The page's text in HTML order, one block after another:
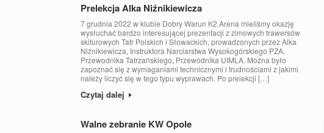
Prelekcja Alka Niźnikiewicza
7 grudnia 2022 w klubie Dobry Warun K2 Arena mieliśmy okazję
wysłuchać bardzo interesującej prezentacji z zimowych trawersów
skiturowych Tatr Polskich i Słowackich, prowadzonych przez Alka
Niźnikiewicza, Instruktora Narciarstwa Wysokogórskiego PZA,
Przewodnika Tatrzańskiego, Przewodnika UIMLA. Można było
zapoznać się z wymaganiami technicznymi i trudnościami z jakimi
należy liczyć się w tego typu wyprawach. Po prelekcji […]
Czytaj dalej
Walne zebranie KW Opole